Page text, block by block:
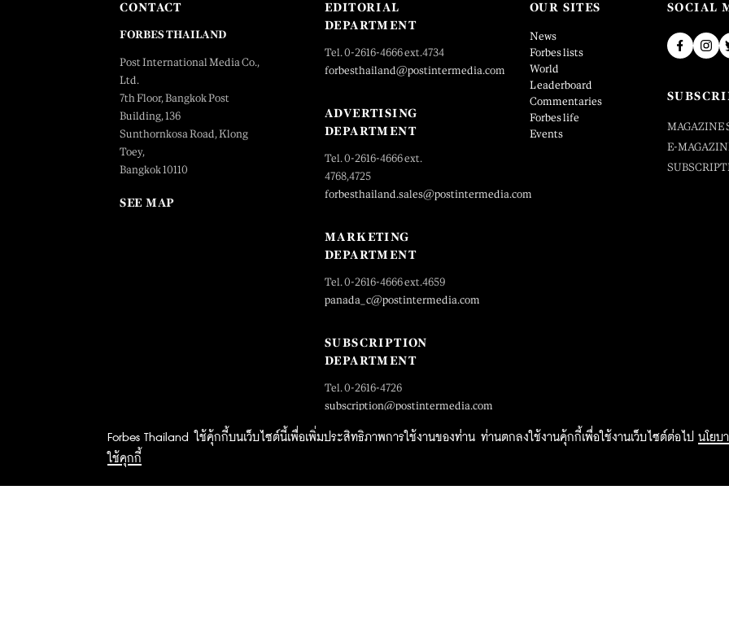
Forbes Thailand ใช้คุ้กกี้บนเว็บไซต์นี้เพื่อเพิ่มประสิทธิภาพการใช้งานของท่าน ท่านตกลงใช้งานคุ้กกี้เพื่อใช้งานเว็บไซต์ต่อไป
นโยบ
ใช้คุกกี้
CONTACT
FORBES THAILAND
Post International Media Co.,
Ltd.
7th Floor, Bangkok Post
Building, 136
Sunthornkosa Road, Klong
Toey,
Bangkok 10110
SEE MAP
EDITORIAL
DEPARTMENT
Tel. 0-2616-4666 ext.4734
forbesthailand@postintermedia.com
ADVERTISING
DEPARTMENT
Tel. 0-2616-4666 ext.
4768,4725
forbesthailand.sales@postintermedia.com
MARKETING
DEPARTMENT
Tel. 0-2616-4666 ext.4659
panada_c@postintermedia.com
SUBSCRIPTION
DEPARTMENT
Tel. 0-2616-4726
subscription@postintermedia.com
OUR SITES
News
Forbes lists
World
Leaderboard
Commentaries
Forbes life
Events
SOCIAL
MAGAZINE
E-